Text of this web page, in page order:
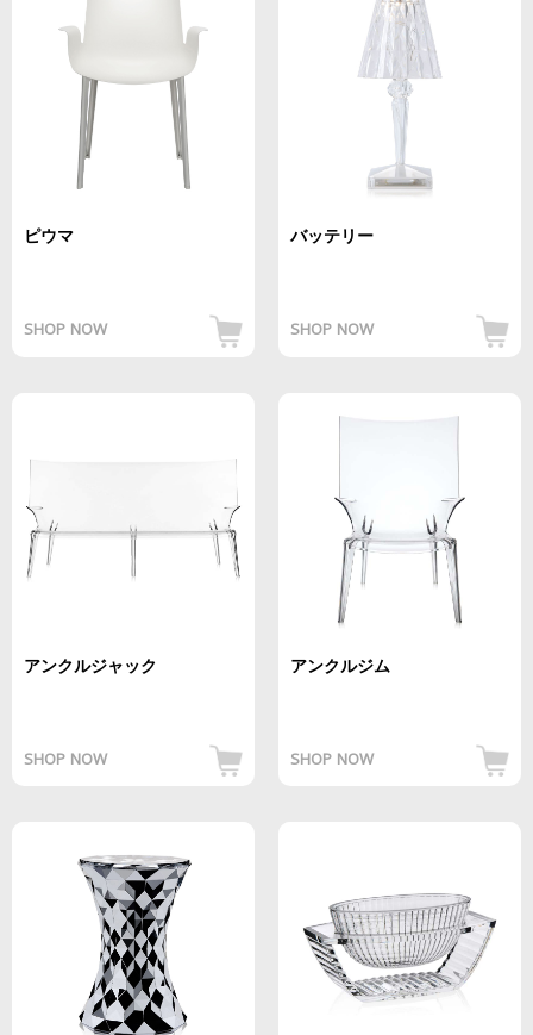
ピウマ
SHOP NOW
バッテリー
SHOP NOW
アンクルジャック
SHOP NOW
アンクルジム
SHOP NOW